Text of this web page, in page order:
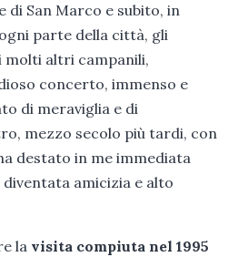
di San Marco e subito, in
parte della città, gli
molti altri campanili,
concerto, immenso e
di meraviglia e di
mezzo secolo più tardi, con
destato in me immediata
amicizia e alto
la visita compiuta nel 1995